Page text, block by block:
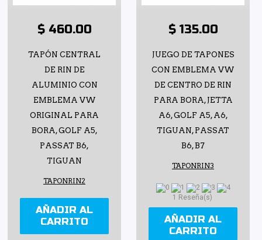
$ 460.00
TAPÓN CENTRAL
DE RIN DE
ALUMINIO CON
EMBLEMA VW
ORIGINAL PARA
BORA, GOLF A5,
PASSAT B6,
TIGUAN
TAPONRIN2
AÑADIR AL
CARRITO
$ 135.00
JUEGO DE TAPONES
CON EMBLEMA VW
DE CENTRO DE RIN
PARA BORA, JETTA
A6, GOLF A5, A6,
TIGUAN, PASSAT
B6, B7
TAPONRIN3
1 Reseña(s)
AÑADIR AL
CARRITO